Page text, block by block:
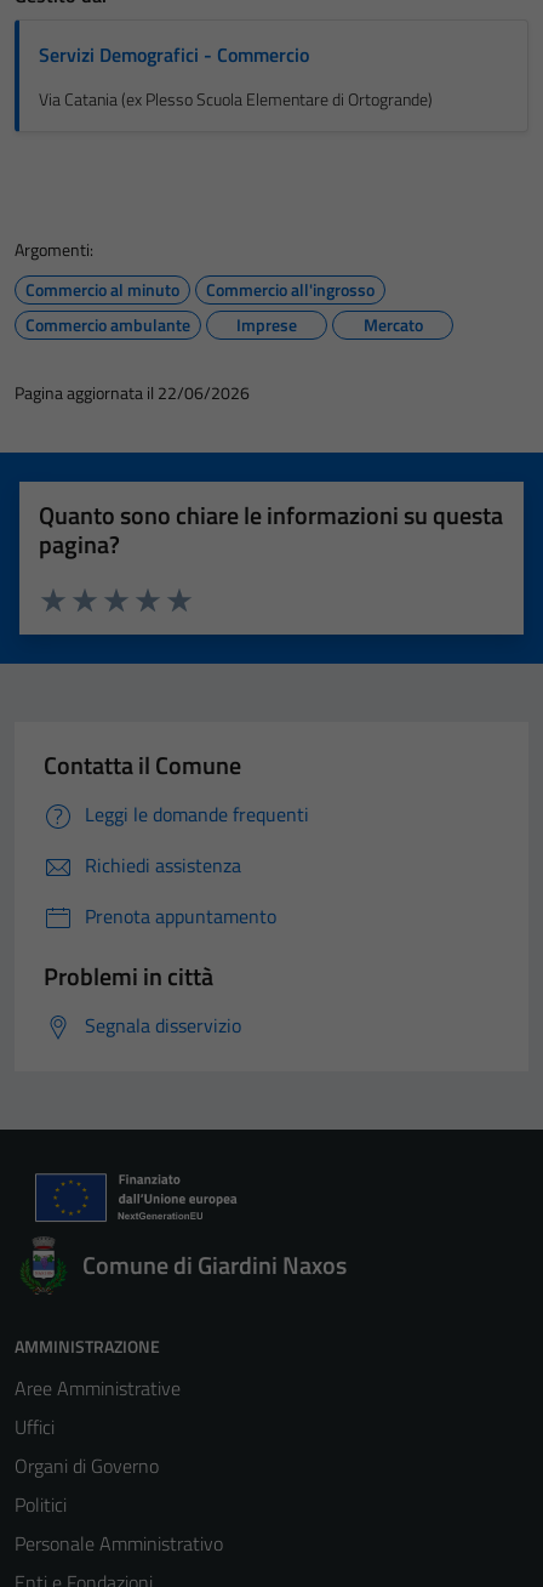
Servizi Demografici - Commercio
Via Catania (ex Plesso Scuola Elementare di Ortogrande)
Argomenti:
Commercio al minuto
Commercio all'ingrosso
Commercio ambulante
Imprese Mercato
Pagina aggiornata il 22/06/2026
Quanto sono chiare le informazioni su questa
pagina?
Valuta 5 stelle su 5
Valuta 4 stelle su 5
Valuta 3 stelle su 5
Valuta 2 stelle su 5
Valuta 1 stelle su 5
Contatta il Comune
Leggi le domande frequenti
Richiedi assistenza
Prenota appuntamento
Problemi in città
Segnala disservizio
Comune di Giardini Naxos
AMMINISTRAZIONE
Aree Amministrative
Uffici
Organi di Governo
Politici
Personale Amministrativo